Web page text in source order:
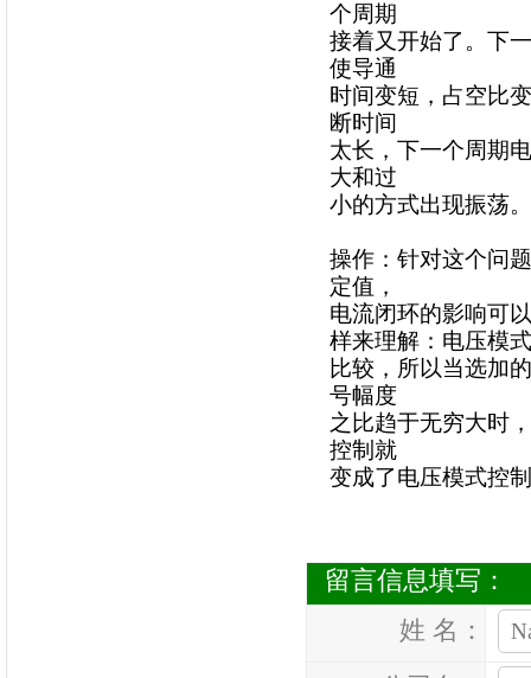
个周期
接着又开始了。下
使导通
时间变短，占空比
断时间
太长，下一个周期
大和过
小的方式出现振荡。
操作：针对这个问
定值，
电流闭环的影响可
样来理解：电压模
比较，所以当选加
号幅度
之比趋于无穷大时
控制就
变成了电压模式控
留言信息填写：
姓 名：